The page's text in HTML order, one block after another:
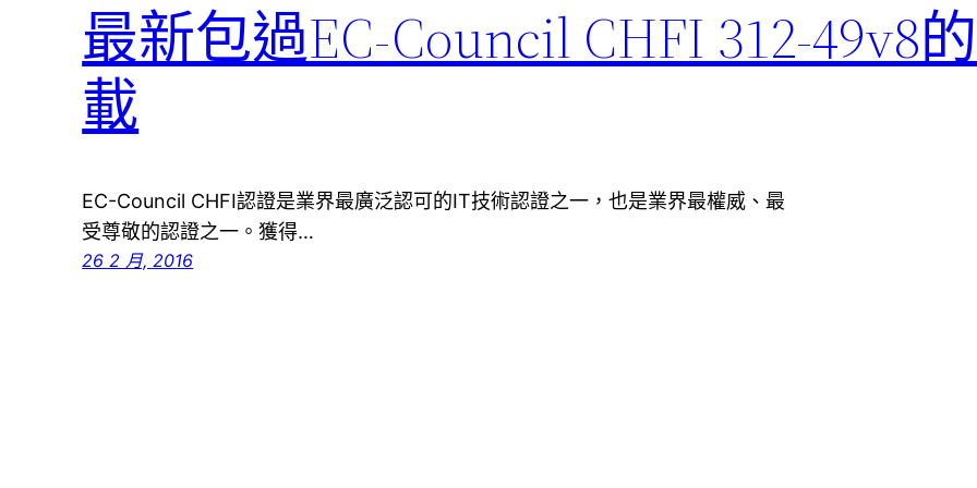
最新包過EC-Council CHFI 312-49v8
載
EC-Council CHFI認證是業界最廣泛認可的IT技術認證之一，也是業界最權威、最
受尊敬的認證之一。獲得…
26 2 月, 2016